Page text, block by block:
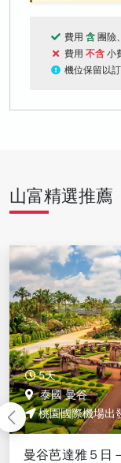
費用 含 團險
費用 不含 小
機位保留以
山富精選推薦
5天
泰國 曼谷
桃園國際機場出
曼谷芭達雅５日